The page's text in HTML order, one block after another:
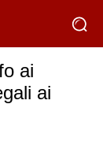
ai
ai